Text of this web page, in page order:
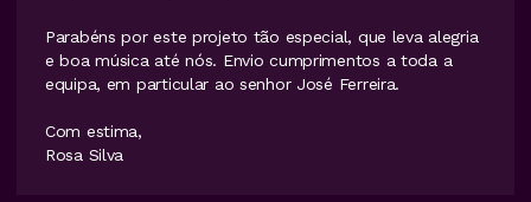
Parabéns por este projeto tão especial, que leva alegria
e boa música até nós. Envio cumprimentos a toda a
equipa, em particular ao senhor José Ferreira.
Com estima,
Rosa Silva